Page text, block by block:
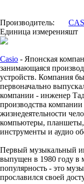
Производитель:
Единица измеренияшт
Casio - Японская
занимающаяся
устройств. Компания
первоначально
компании - инженер
производства
жизнедеятельности
компьютеры,
инструменты и аудио
Первый музыкальный
выпущен в 1980 году в
популярность - это
прославился своей